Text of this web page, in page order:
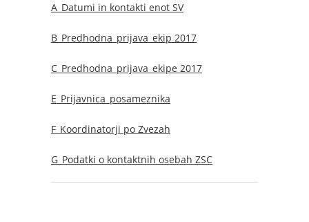
A_Datumi in kontakti enot SV
B_Predhodna_prijava_ekip 2017
C_Predhodna_prijava_ekipe 2017
E_Prijavnica_posameznika
F_Koordinatorji po Zvezah
G_Podatki o kontaktnih osebah ZSC